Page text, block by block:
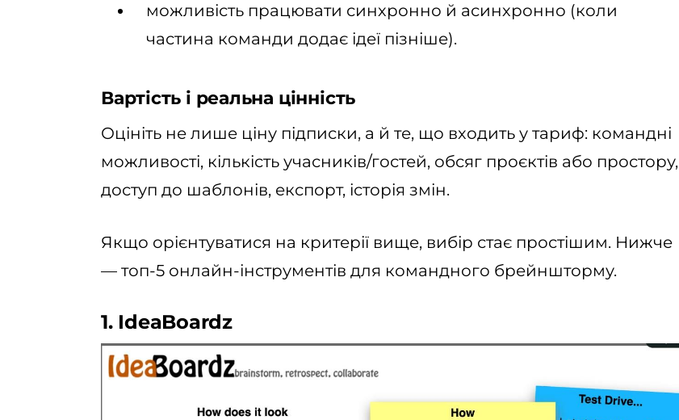
можливість працювати синхронно й асинхронно (коли
частина команди додає ідеї пізніше).
Вартість і реальна цінність
Оцініть не лише ціну підписки, а й те, що входить у тариф: командні
можливості, кількість учасників/гостей, обсяг проєктів або простору,
доступ до шаблонів, експорт, історія змін.
Якщо орієнтуватися на критерії вище, вибір стає простішим. Нижче
— топ-5 онлайн-інструментів для командного брейншторму.
1. IdeaBoardz